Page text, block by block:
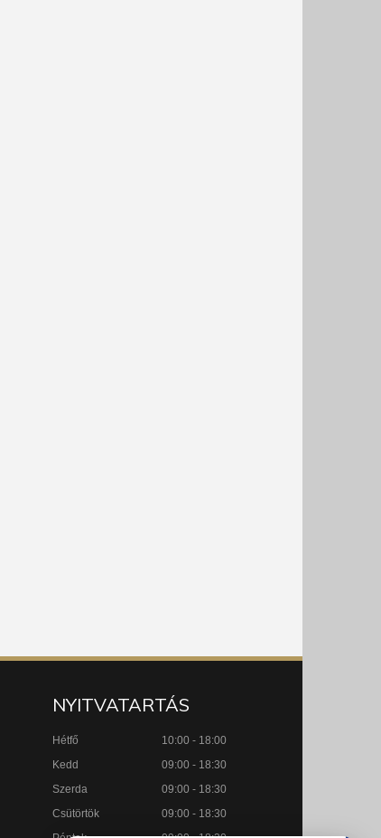
NYITVATARTÁS
Hétfő
10:00 - 18:00
Kedd
09:00 - 18:30
Szerda
09:00 - 18:30
Csütörtök
09:00 - 18:30